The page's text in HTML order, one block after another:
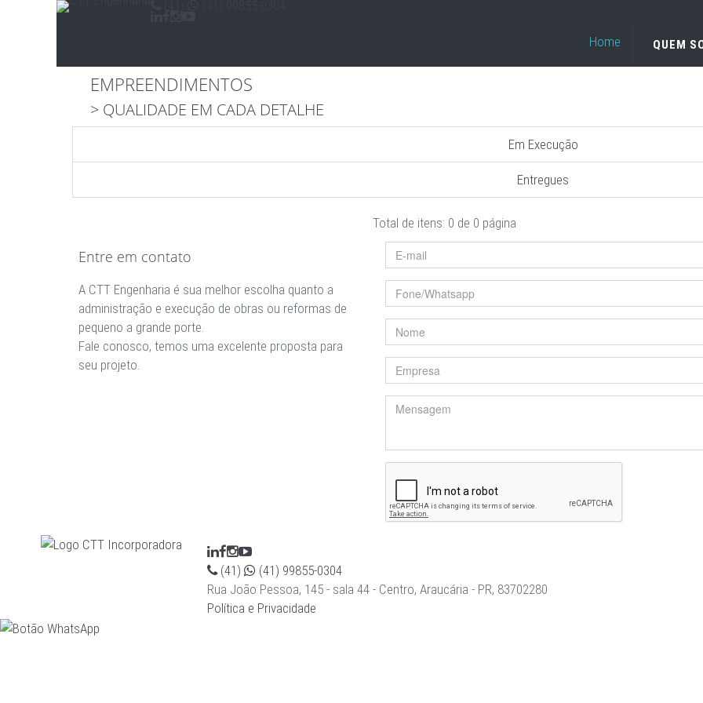
Home QUEM
EMPREENDIMENTOS
> QUALIDADE EM CADA DETALHE
Em Execução
Entregues
Total de itens: 0 de 0 página
Entre em contato
A CTT Engenharia é sua melhor escolha quanto a
administração e execução de obras ou reformas de
pequeno a grande porte.
Fale conosco, temos uma excelente proposta para
seu projeto.
(41)
(41) 99855-0304
Rua João Pessoa, 145 - sala 44 - Centro, Araucária - PR, 83702280
Política e Privacidade